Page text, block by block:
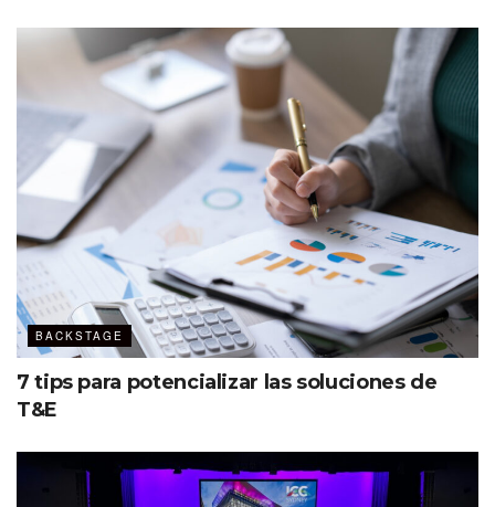
coachingpuede ser tu mejor aliado para tener claridad,
sobre todo en estos tiempos de
incertidumbre, Goldvarg —con más de 30 años de
experiencia internacional— menciona que para el caso
específico de tus propósitos empresariales del próximo
año, es importante primero definirlos y clasificarlos.
Un coach profesional ayuda a las
personas a entender su forma de
generar o enfrentar distintas
situaciones de su vida, igual los
guía para definir lo que quieren y
sean capaces de eliminar esos
desarrollo, estableciendo metas a
través de un plan personalizado.
BACKSTAGE
7 tips para potencializar las soluciones de
T&E